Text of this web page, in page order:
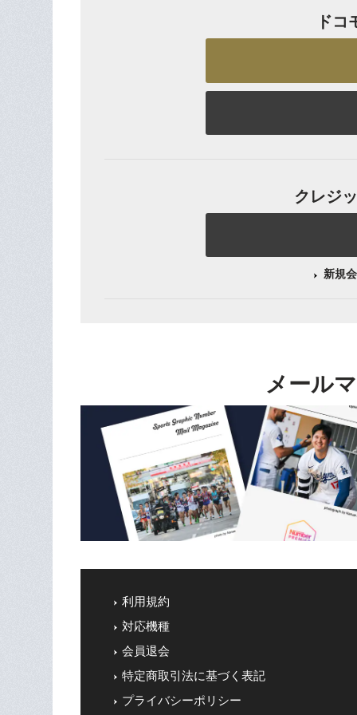
ド
クレジ
新規
メール
利用規約
対応機種
会員退会
特定商取引法に基づく表記
プライバシーポリシー